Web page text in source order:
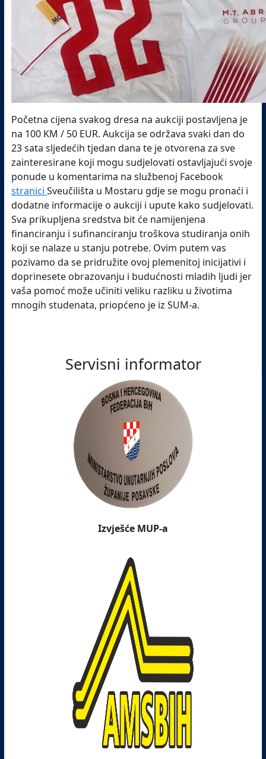
Početna cijena svakog dresa na aukciji postavljena je
na 100 KM / 50 EUR. Aukcija se održava svaki dan do
23 sata sljedećih tjedan dana te je otvorena za sve
zainteresirane koji mogu sudjelovati ostavljajući svoje
ponude u komentarima na službenoj Facebook
straniciSveučilišta u Mostaru gdje se mogu pronaći i
dodatne informacije o aukciji i upute kako sudjelovati.
Sva prikupljena sredstva bit će namijenjena
financiranju i sufinanciranju troškova studiranja onih
koji se nalaze u stanju potrebe. Ovim putem vas
pozivamo da se pridružite ovoj plemenitoj inicijativi i
doprinesete obrazovanju i budućnosti mladih ljudi jer
vaša pomoć može učiniti veliku razliku u životima
mnogih studenata, priopćeno je iz SUM-a.
Servisni informator
Izvješće MUP-a